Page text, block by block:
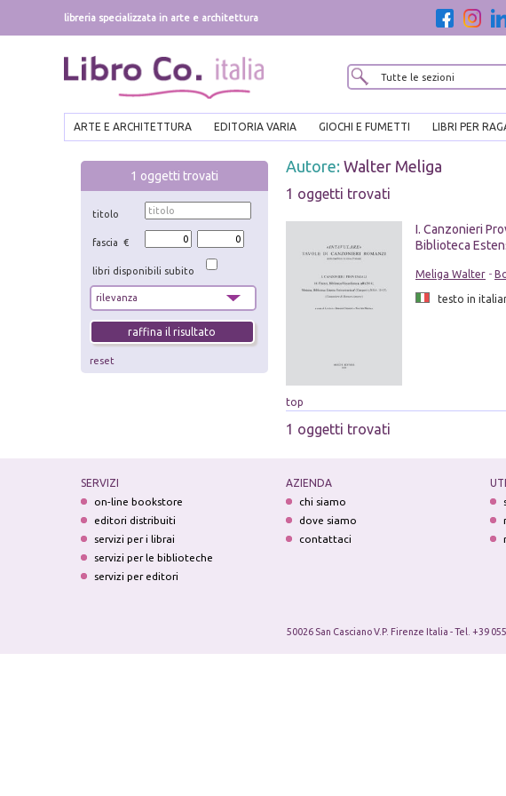
libreria specializzata in arte e architettura
ARTE E ARCHITETTURA EDITORIA VARIA GIOCHI E FUMETTI LIBRI PER
1 oggetti trovati
titolo
fascia €
libri disponibili subito
reset
Autore: Walter Meliga
1 oggetti trovati
I. Canzonieri
Biblioteca
Meliga Walter-
testo in
top
1 oggetti trovati
SERVIZI
on-line bookstore
editori distribuiti
servizi per i librai
servizi per le biblioteche
servizi per editori
AZIENDA
chi siamo
dove siamo
contattaci
50026 San Casciano V.P. Firenze Italia - Tel. +39